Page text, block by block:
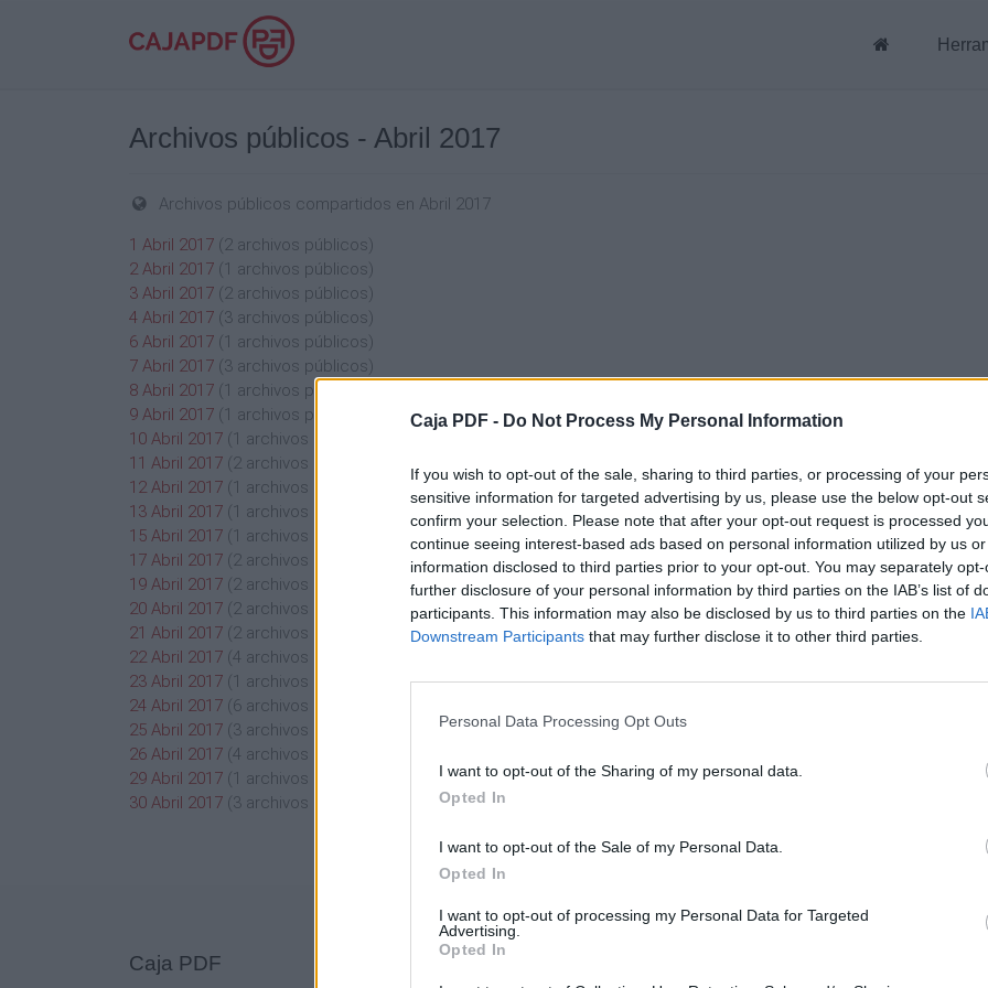
Caja PDF - Do Not Process My Personal Information
If you wish to opt-out of the sale, sharing to third parties, or processing of your
sensitive information for targeted advertising by us, please use the below opt-out
confirm your selection. Please note that after your opt-out request is processed
continue seeing interest-based ads based on personal information utilized by us
information disclosed to third parties prior to your opt-out. You may separately
further disclosure of your personal information by third parties on the IAB’s list of
participants. This information may also be disclosed by us to third parties on the
Downstream Participants that may further disclose it to other third parties.
Personal Data Processing Opt Outs
I want to opt-out of the Sharing of my personal data.
Opted In
I want to opt-out of the Sale of my Personal Data.
Opted In
I want to opt-out of processing my Personal Data for Targeted
Advertising.
Opted In
Archivos públicos - Abril 2017
Archivos públicos compartidos en Abril 2017
1 Abril 2017 (2 archivos públicos)
2 Abril 2017 (1 archivos públicos)
3 Abril 2017 (2 archivos públicos)
4 Abril 2017 (3 archivos públicos)
6 Abril 2017 (1 archivos públicos)
7 Abril 2017 (3 archivos públicos)
8 Abril 2017 (1 archivos públicos)
9 Abril 2017 (1 archivos públicos)
10 Abril 2017 (1 archivos públicos)
11 Abril 2017 (2 archivos públicos)
12 Abril 2017 (1 archivos públicos)
13 Abril 2017 (1 archivos públicos)
15 Abril 2017 (1 archivos públicos)
17 Abril 2017 (2 archivos públicos)
19 Abril 2017 (2 archivos públicos)
20 Abril 2017 (2 archivos públicos)
21 Abril 2017 (2 archivos públicos)
22 Abril 2017 (4 archivos públicos)
23 Abril 2017 (1 archivos públicos)
24 Abril 2017 (6 archivos públicos)
25 Abril 2017 (3 archivos públicos)
26 Abril 2017 (4 archivos públicos)
29 Abril 2017 (1 archivos públicos)
30 Abril 2017 (3 archivos públicos)
Caja PDF Mi cuenta